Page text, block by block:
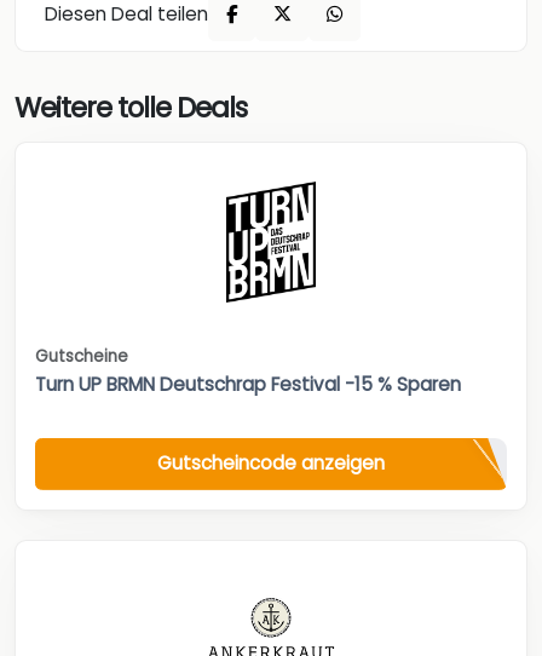
Diesen Deal teilen
Weitere tolle Deals
Gutscheine
Turn UP BRMN Deutschrap Festival -15 % Sparen
Gutscheincode anzeigen